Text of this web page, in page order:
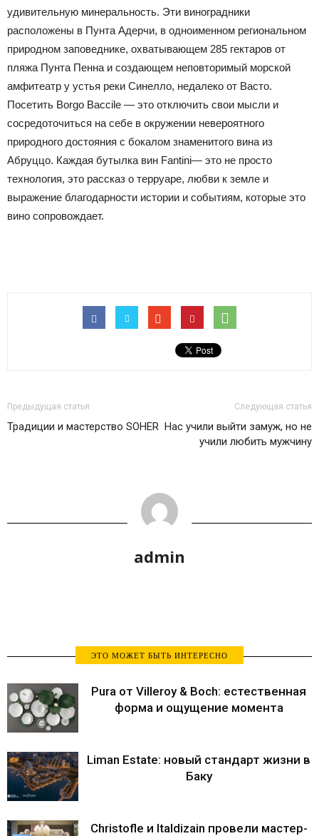
удивительную минеральность. Эти виноградники
расположены в Пунта Адерчи, в одноименном региональном
природном заповеднике, охватывающем 285 гектаров от
пляжа Пунта Пенна и создающем неповторимый морской
амфитеатр у устья реки Синелло, недалеко от Васто.
Посетить Borgo Baccile — это отключить свои мысли и
сосредоточиться на себе в окружении невероятного
природного достояния с бокалом знаменитого вина из
Абруццо. Каждая бутылка вин Fantini— это не просто
технология, это рассказ о терруаре, любви к земле и
выражение благодарности истории и событиям, которые это
вино сопровождает.
Предыдущая статья
Традиции и мастерство SOHER
Следующая статья
Нас учили выйти замуж, но не
учили любить мужчину
admin
ЭТО МОЖЕТ БЫТЬ ИНТЕРЕСНО
Pura от Villeroy & Boch: естественная
форма и ощущение момента
Liman Estate: новый стандарт жизни в
Баку
Christofle и Italdizain провели мастер-